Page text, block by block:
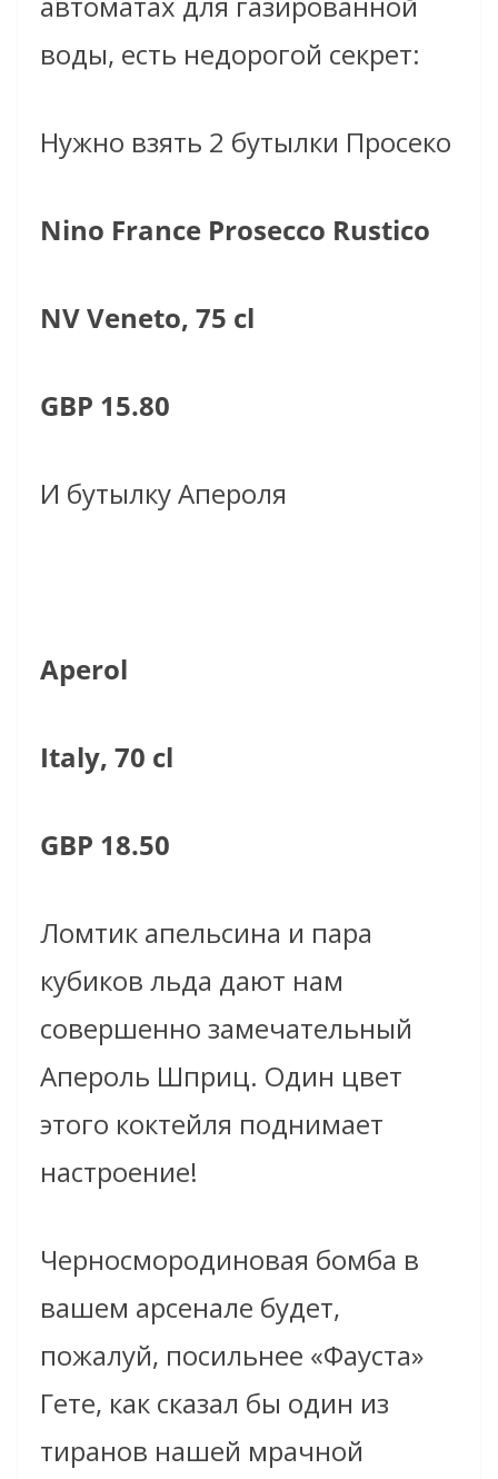
воды, есть недорогой секрет:
Нужно взять 2 бутылки Просеко
Nino France Prosecco Rustico
NV Veneto, 75 cl
GBP 15.80
И бутылкуАпероля
Aperol
Italy, 70 cl
GBP 18.50
Ломтик апельсина и пара
кубиков льда дают нам
совершенно замечательный
Апероль Шприц. Один цвет
этого коктейля поднимает
настроение!
Черносмородиновая бомба в
вашем арсенале будет,
пожалуй, посильнее «Фауста»
Гете, как сказал бы один из
тиранов нашей мрачной